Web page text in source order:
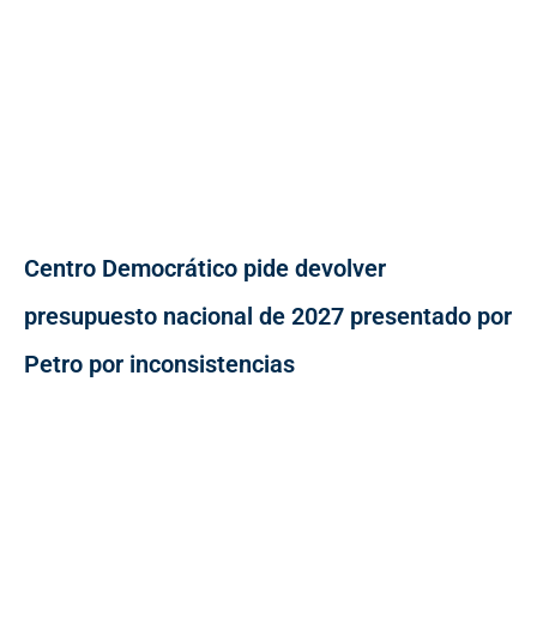
Centro Democrático pide devolver
presupuesto nacional de 2027 presentado por
Petro por inconsistencias